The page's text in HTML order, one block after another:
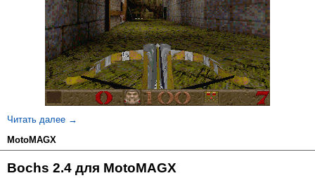
Читать далее QuakePack для MotoMAGX
→
MotoMAGX
Bochs 2.4 для MotoMAGX